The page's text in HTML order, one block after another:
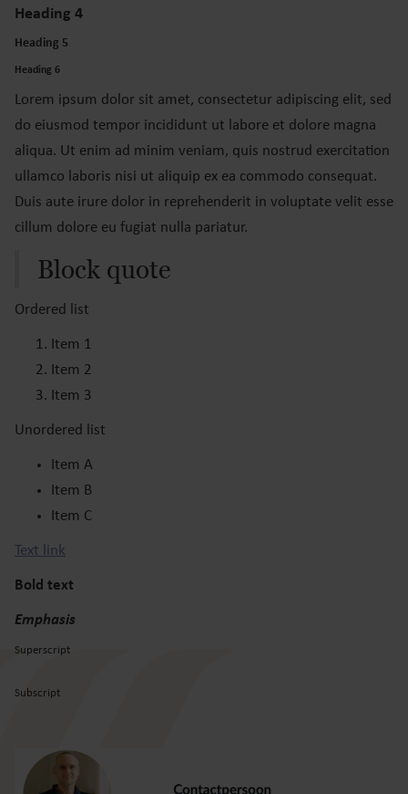
Heading 4
Heading 5
Heading 6
Lorem ipsum dolor sit amet, consectetur adipiscing elit, sed
do eiusmod tempor incididunt ut labore et dolore magna
aliqua. Ut enim ad minim veniam, quis nostrud exercitation
ullamco laboris nisi ut aliquip ex ea commodo consequat.
Duis aute irure dolor in reprehenderit in voluptate velit esse
cillum dolore eu fugiat nulla pariatur.
Block quote
Ordered list
Item 1
Item 2
Item 3
Unordered list
Item A
Item B
Item C
Text link
Bold text
Emphasis
Superscript
Subscript